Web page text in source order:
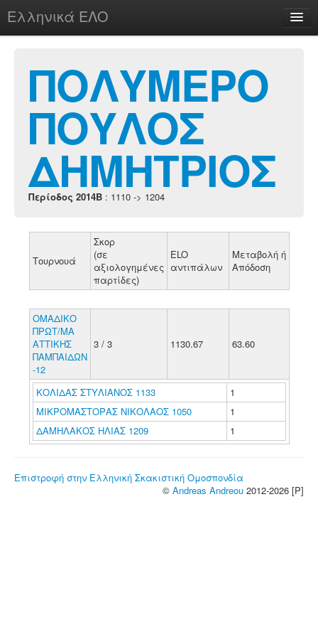
Ελληνικά ΕΛΟ
chesstu.be @ discord
Login
ΠΟΛΥΜΕΡΟ
ΠΟΥΛΟΣ
ΔΗΜΗΤΡΙΟΣ
Περίοδος 2014B : 1110 -> 1204
Τουρνουά
Σκορ
(σε
αξιολογημένες
παρτίδες)
ELO
αντιπάλων
Μεταβολή ή
Απόδοση
ΟΜΑΔΙΚΟ
ΠΡΩΤ/ΜΑ
ΑΤΤΙΚΗΣ
ΠΑΜΠΑΙΔΩΝ
-12
3 / 3 1130.67 63.60
ΚΟΛΙΔΑΣ ΣΤΥΛΙΑΝΟΣ 1133
1
ΜΙΚΡΟΜΑΣΤΟΡΑΣ ΝΙΚΟΛΑΟΣ 1050
1
ΔΑΜΗΛΑΚΟΣ ΗΛΙΑΣ 1209
1
Επιστροφή στην Ελληνική Σκακιστική Ομοσπονδία
© Andreas Andreou 2012-2026 [P]